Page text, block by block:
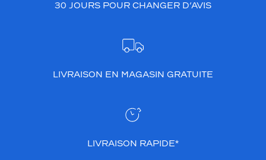
30 JOURS POUR CHANGER D’AVIS
LIVRAISON EN MAGASIN GRATUITE
LIVRAISON RAPIDE*